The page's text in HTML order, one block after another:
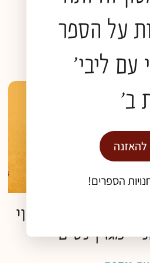
נוספת »
רוח- כתבה על ליווי
מגזין נשים
על הספר
עם ליבי'
ב'
להאזנה
הספרים!